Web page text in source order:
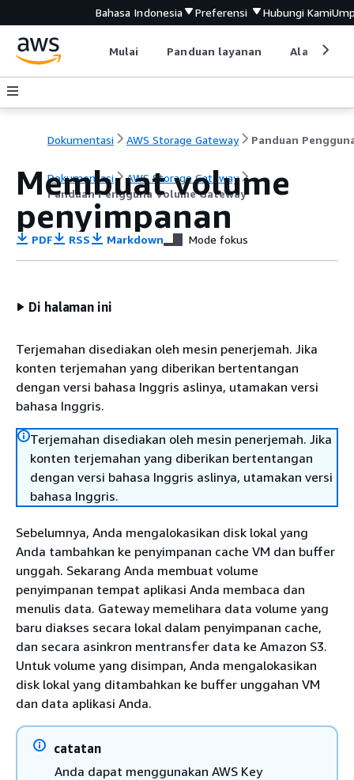
Bahasa Indonesia Preferensi Hubungi Kami
Mulai Panduan layanan Alat
Dokumentasi AWS Storage Gateway
Dokumentasi
AWS Storage Gateway
Panduan Pengguna Volume Gateway
Membuat volume
penyimpanan
PDF RSS Markdown Mode fokus
Di halaman ini
Terjemahan disediakan oleh mesin penerjemah. Jika
konten terjemahan yang diberikan bertentangan
dengan versi bahasa Inggris aslinya, utamakan versi
bahasa Inggris.
Terjemahan disediakan oleh mesin penerjemah. Jika
konten terjemahan yang diberikan bertentangan
dengan versi bahasa Inggris aslinya, utamakan versi
bahasa Inggris.
Sebelumnya, Anda mengalokasikan disk lokal yang
Anda tambahkan ke penyimpanan cache VM dan buffer
unggah. Sekarang Anda membuat volume
penyimpanan tempat aplikasi Anda membaca dan
menulis data. Gateway memelihara data volume yang
baru diakses secara lokal dalam penyimpanan cache,
dan secara asinkron mentransfer data ke Amazon S3.
Untuk volume yang disimpan, Anda mengalokasikan
disk lokal yang ditambahkan ke buffer unggahan VM
dan data aplikasi Anda.
catatan
Anda dapat menggunakan AWS Key